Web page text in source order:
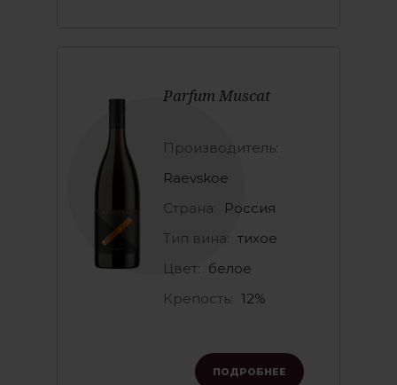
Parfum Muscat
Производитель:
Raevskoe
Страна:
Россия
Тип вина: тихое
Цвет: белое
Крепость: 12%
ПОДРОБНЕЕ